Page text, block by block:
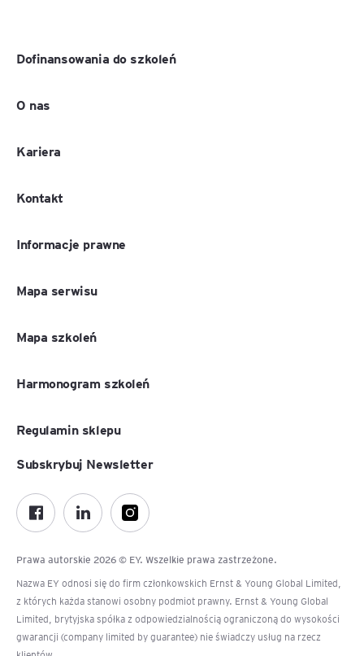
Dofinansowania do szkoleń
O nas
Kariera
Kontakt
Informacje prawne
Mapa serwisu
Mapa szkoleń
Harmonogram szkoleń
Regulamin sklepu
Prawa autorskie 2026 © EY. Wszelkie prawa zastrzeżone.
Nazwa EY odnosi się do firm członkowskich Ernst & Young Global Limited,
z których każda stanowi osobny podmiot prawny. Ernst & Young Global
Limited, brytyjska spółka z odpowiedzialnością ograniczoną do wysokości
gwarancji (company limited by guarantee) nie świadczy usług na rzecz
Subskrybuj Newsletter